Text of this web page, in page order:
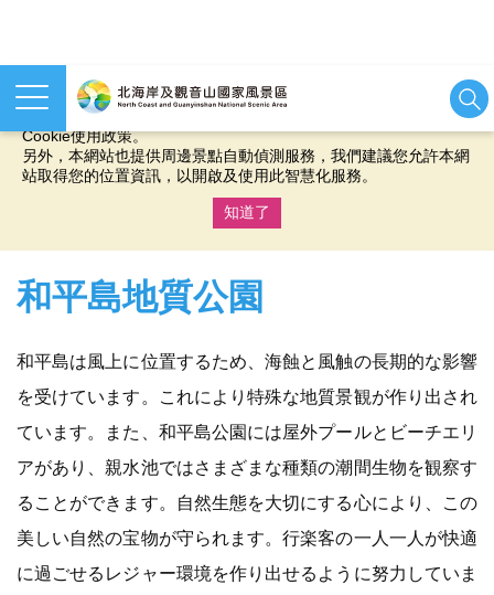
本網站使用cookies等相關技術以持續優化網站服務，並有助於為
您提供更佳的體驗，當您繼續使用本網站即表示您同意我們的
Cookie使用政策。
另外，本網站也提供周邊景點自動偵測服務，我們建議您允許本網
站取得您的位置資訊，以開啟及使用此智慧化服務。
知道了
和平島地質公園
和平島は風上に位置するため、海蝕と風触の長期的な影響
を受けています。これにより特殊な地質景観が作り出され
ています。また、和平島公園には屋外プールとビーチエリ
アがあり、親水池ではさまざまな種類の潮間生物を観察す
ることができます。自然生態を大切にする心により、この
美しい自然の宝物が守られます。行楽客の一人一人が快適
に過ごせるレジャー環境を作り出せるように努力していま